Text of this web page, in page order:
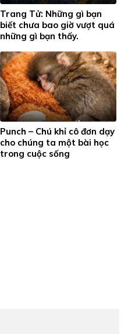
Trang Tử: Những gì bạn
biết chưa bao giờ vượt quá
những gì bạn thấy.
Punch – Chú khỉ cô đơn dạy
cho chúng ta một bài học
trong cuộc sống